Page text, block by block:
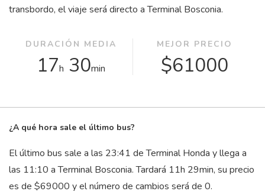
transbordo, el viaje será directo a Terminal Bosconia.
DURACIÓN MEDIA
17h 30min
MEJOR PRECIO
$61000
¿A qué hora sale el último bus?
El último bus sale a las 23:41 de Terminal Honda y llega a
las 11:10 a Terminal Bosconia. Tardará 11h 29min, su precio
es de $69000 y el número de cambios será de 0.